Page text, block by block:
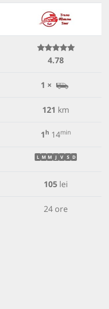
4.78
1 ×
121 km
1h 14min
L M M J V S D
105 lei
24 ore